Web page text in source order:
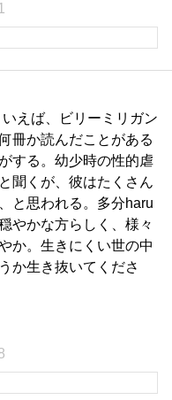
えば、ビリーミリガン
冊か読んだことがある
する。幼少時の性的虐
聞くが、彼はたくさん
と思われる。多分haru
やかな方らしく、様々
か。生きにくい世の中
か生き抜いてくださ